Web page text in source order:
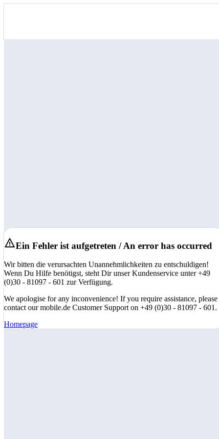
Ein Fehler ist aufgetreten / An error has occurred
Wir bitten die verursachten Unannehmlichkeiten zu entschuldigen!
Wenn Du Hilfe benötigst, steht Dir unser Kundenservice unter +49
(0)30 - 81097 - 601 zur Verfügung.
We apologise for any inconvenience! If you require assistance, please
contact our mobile.de Customer Support on +49 (0)30 - 81097 - 601.
Homepage